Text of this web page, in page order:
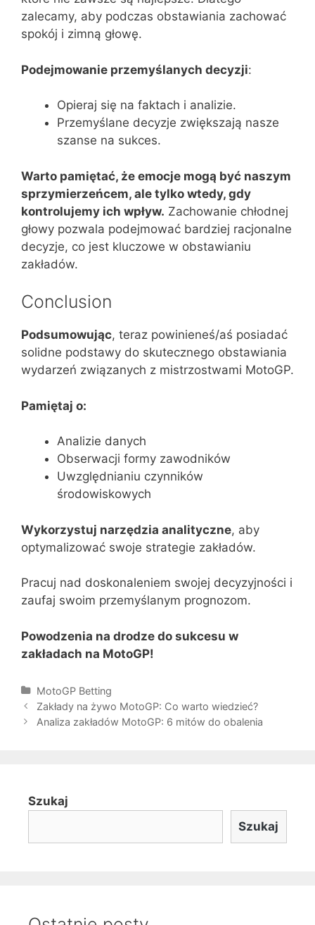
zalecamy, aby podczas obstawiania zachować
spokój i zimną głowę.
Podejmowanie przemyślanych decyzji:
Opieraj się na faktach i analizie.
Przemyślane decyzje zwiększają nasze
szanse na sukces.
Warto pamiętać, że emocje mogą być naszym
sprzymierzeńcem, ale tylko wtedy, gdy
kontrolujemy ich wpływ. Zachowanie chłodnej
głowy pozwala podejmować bardziej racjonalne
decyzje, co jest kluczowe w obstawianiu
zakładów.
Conclusion
Podsumowując, teraz powinieneś/aś posiadać
solidne podstawy do skutecznego obstawiania
wydarzeń związanych z mistrzostwami MotoGP.
Pamiętaj o:
Analizie danych
Obserwacji formy zawodników
Uwzględnianiu czynników
środowiskowych
Wykorzystuj narzędzia analityczne, aby
optymalizować swoje strategie zakładów.
Pracuj nad doskonaleniem swojej decyzyjności i
zaufaj swoim przemyślanym prognozom.
Powodzenia na drodze do sukcesu w
zakładach na MotoGP!
Categories
MotoGP Betting
Post
navigation
Zakłady na żywo MotoGP: Co warto wiedzieć?
Analiza zakładów MotoGP: 6 mitów do obalenia
Szukaj
Szukaj